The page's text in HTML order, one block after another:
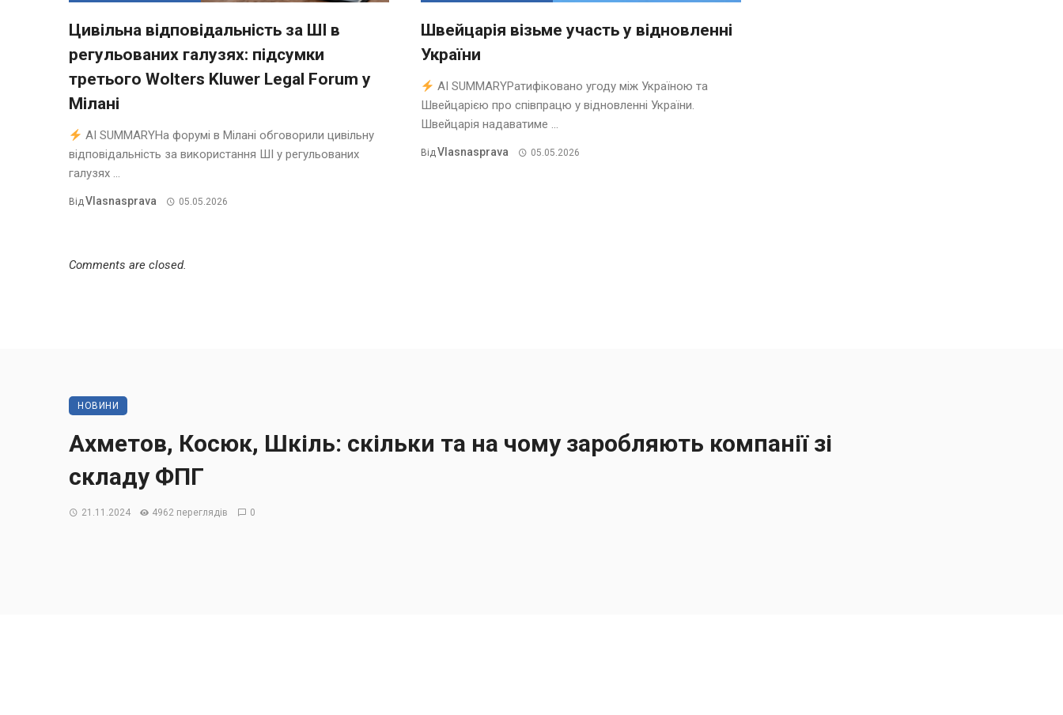
Цивільна відповідальність за ШІ в
регульованих галузях: підсумки
третього Wolters Kluwer Legal Forum у
Мілані
AI SUMMARYНа форумі в Мілані обговорили цивільну
відповідальність за використання ШІ у регульованих
галузях ...
ВідVlasnasprava 05.05.2026
Швейцарія візьме участь у відновленні
України
AI SUMMARYРатифіковано угоду між Україною та
Швейцарією про співпрацю у відновленні України.
Швейцарія надаватиме ...
ВідVlasnasprava 05.05.2026
Comments are closed.
НОВИНИ
Ахметов, Косюк, Шкіль: скільки та на чому заробляють компанії зі
складу ФПГ
21.11.2024 4962 переглядів 0